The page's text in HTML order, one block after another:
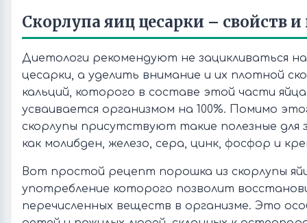
Скорлупа яиц цесарки – свойств
Диетологи рекомендуют не зацикливаться
цесарки, а уделить внимание и их плотной
кальций, которого в составе этой части
усваивается организмом на 100%. Помимо
скорлупы присутствуют такие полезные для
как молибден, железо, сера, цинк, фосфор и
Вот простой рецепт порошка из скорлупы
употребление которого позволит
перечисленных веществ в организме. Это